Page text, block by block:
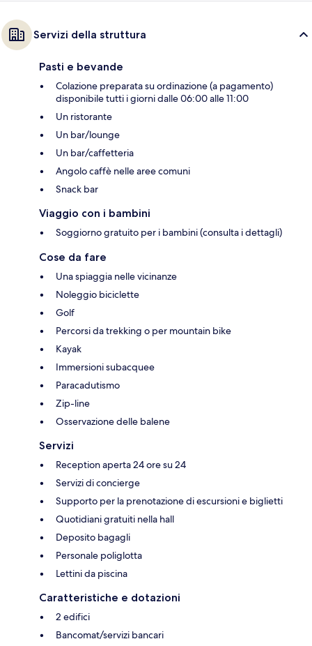
Servizi della struttura
Pasti e bevande
Colazione preparata su ordinazione (a pagamento)
disponibile tutti i giorni dalle 06:00 alle 11:00
Un ristorante
Un bar/lounge
Un bar/caffetteria
Angolo caffè nelle aree comuni
Snack bar
Viaggio con i bambini
Soggiorno gratuito per i bambini (consulta i dettagli)
Cose da fare
Una spiaggia nelle vicinanze
Noleggio biciclette
Golf
Percorsi da trekking o per mountain bike
Kayak
Immersioni subacquee
Paracadutismo
Zip-line
Osservazione delle balene
Servizi
Reception aperta 24 ore su 24
Servizi di concierge
Supporto per la prenotazione di escursioni e biglietti
Quotidiani gratuiti nella hall
Deposito bagagli
Personale poliglotta
Lettini da piscina
Caratteristiche e dotazioni
2 edifici
Bancomat/servizi bancari